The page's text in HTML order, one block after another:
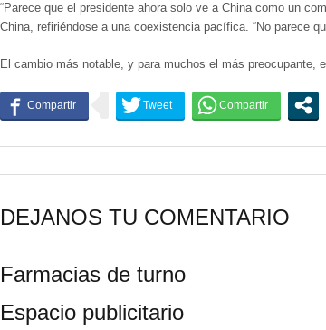
“Parece que el presidente ahora solo ve a China como un
China, refiriéndose a una coexistencia pacífica. “No parece
El cambio más notable, y para muchos el más preocupante,
DEJANOS TU COMENTARIO
Farmacias de turno
Espacio publicitario